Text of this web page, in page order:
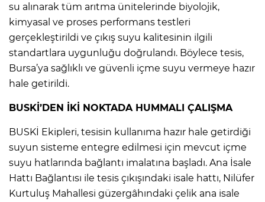
su alınarak tüm arıtma ünitelerinde biyolojik,
kimyasal ve proses performans testleri
gerçekleştirildi ve çıkış suyu kalitesinin ilgili
standartlara uygunluğu doğrulandı. Böylece tesis,
Bursa’ya sağlıklı ve güvenli içme suyu vermeye hazır
hale getirildi.
BUSKİ’DEN İKİ NOKTADA HUMMALI ÇALIŞMA
BUSKİ Ekipleri, tesisin kullanıma hazır hale getirdiği
suyun sisteme entegre edilmesi için mevcut içme
suyu hatlarında bağlantı imalatına başladı. Ana İsale
Hattı Bağlantısı ile tesis çıkışındaki isale hattı, Nilüfer
Kurtuluş Mahallesi güzergâhındaki çelik ana isale